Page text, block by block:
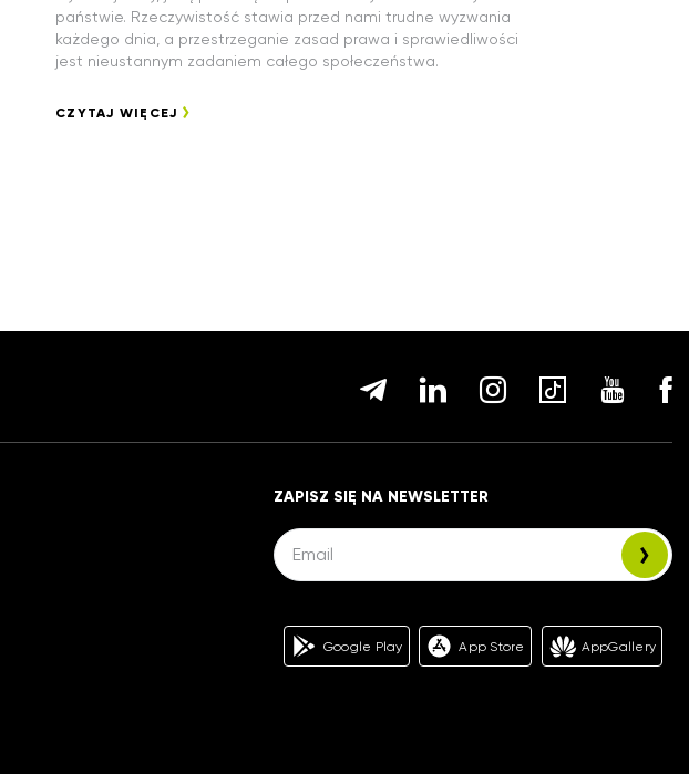
państwie. Rzeczywistość stawia przed nami trudne wyzwania
każdego dnia, a przestrzeganie zasad prawa i sprawiedliwości
jest nieustannym zadaniem całego społeczeństwa.
CZYTAJ WIĘCEJ
ZAPISZ SIĘ NA NEWSLETTER
Google Play App Store AppGallery